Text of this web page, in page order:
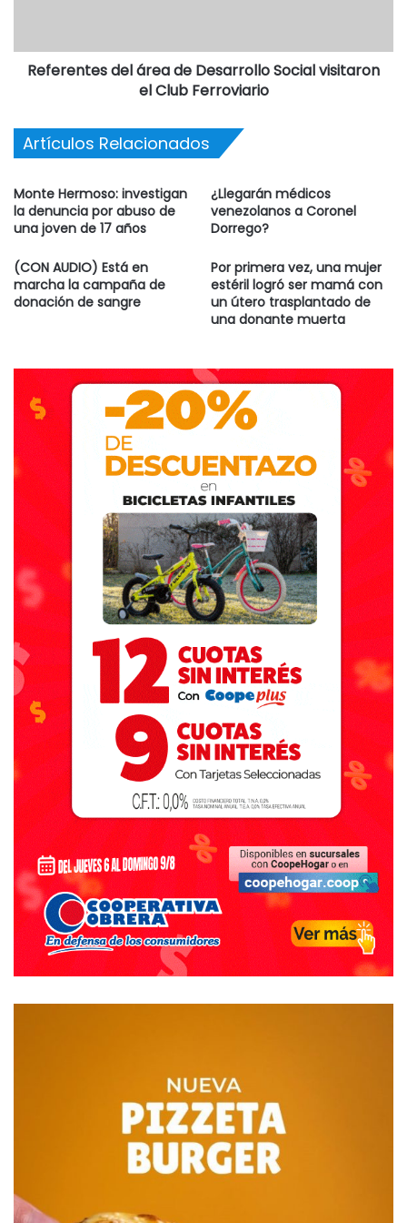
a los artículos, 6 bis, 13 y 155 del CAA por carecer de
autorizaciones de producto y de establecimiento, y estar
falsamente rotulados, resultando ser en consecuencia
Referentes del área de Desarrollo Social visitaron
el Club Ferroviario
Artículos Relacionados
Monte Hermoso: investigan
la denuncia por abuso de
una joven de 17 años
¿Llegarán médicos
venezolanos a Coronel
Dorrego?
(CON AUDIO) Está en
marcha la campaña de
donación de sangre
Por primera vez, una mujer
estéril logró ser mamá con
un útero trasplantado de
una donante muerta